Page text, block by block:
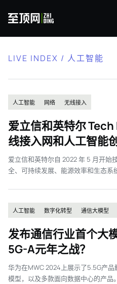
LIVE INDEX / 人工智能
人工智能 网络 无线接入
爱立信和英特尔
线接入网和人工智能
爱立信和英特尔自 2022 年 5 月开始
全、可持续发展、能源效率和生态系
人工智能 数字化转型 通信大模型
发布通信行业首个大
5G-A元年之战？
华为在MWC 2024上展示了5.5G产
模型，以及多款面向数据中心的产品